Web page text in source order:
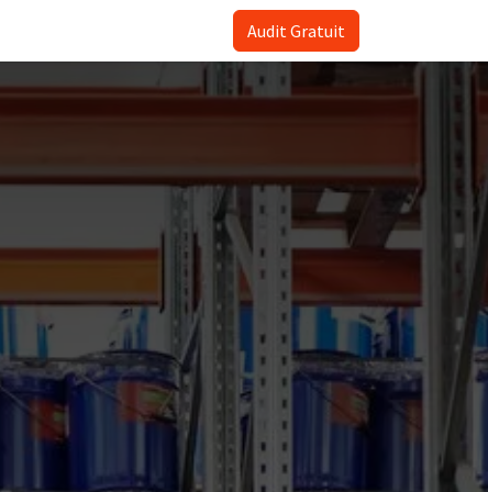
Audit Gratuit